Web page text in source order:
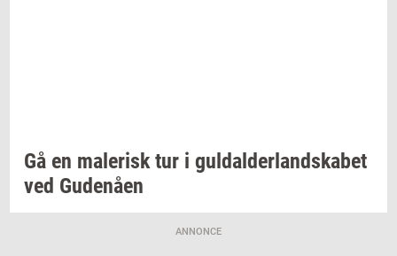
Gå en ma­le­risktur i gul­dal­der­land­ska­bet
ved Gu­denå­en
ANNONCE